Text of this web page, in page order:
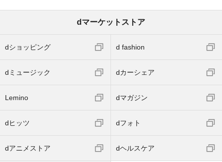
dマーケットストア
dショッピング d fashion
dミュージック dカーシェア
Lemino dマガジン
dヒッツ dフォト
dアニメストア dヘルスケア